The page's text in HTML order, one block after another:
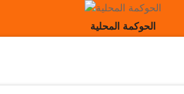
الحوكمة المحلية